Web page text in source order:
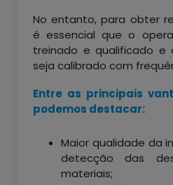
No entanto, para obter
é essencial que o
treinado e qualificado e
seja calibrado com
Entre as principais
podemos destacar:
Maior qualidade da
detecção das
materiais;